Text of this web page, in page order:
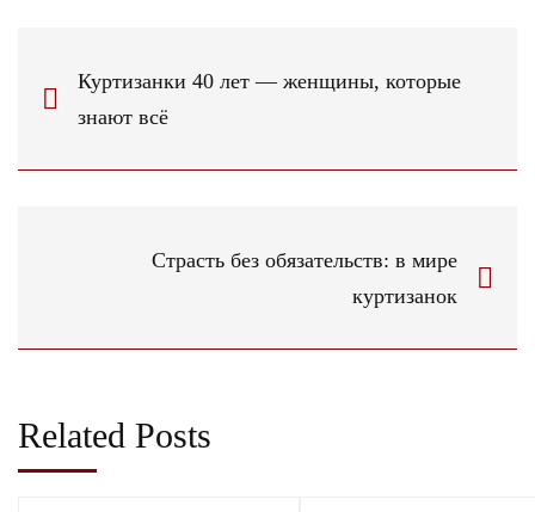
Куртизанки 40 лет — женщины, которые
знают всё
Страсть без обязательств: в мире
куртизанок
Related Posts